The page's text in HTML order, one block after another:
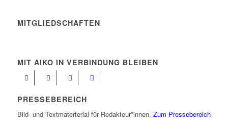
MITGLIEDSCHAFTEN
MIT AIKO IN VERBINDUNG BLEIBEN
PRESSEBEREICH
Bild- und Textmaterterial für Redakteur*innen. Zum Pressebereich